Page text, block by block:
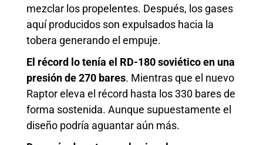
mezclar los propelentes. Después, los gases
aquí producidos son expulsados hacia la
tobera generando el empuje.
El récord lo tenía el RD-180 soviético en una
presión de 270 bares. Mientras que el nuevo
Raptor eleva el récord hasta los 330 bares de
forma sostenida. Aunque supuestamente el
diseño podría aguantar aún más.